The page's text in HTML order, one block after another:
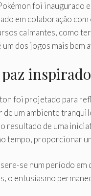
foi inaugurado
em colaboração com
calmantes, como
um dos jogos mais bem
foi projetado para
um ambiente
resultado de uma
tempo, proporcionar
se num período em
o entusiasmo